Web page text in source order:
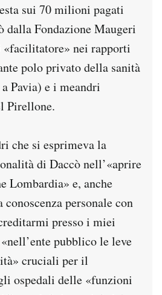
sui 70 milioni pagati
dalla Fondazione Maugeri
nei rapporti
polo privato della sanità
Pavia) e i meandri
Pirellone.
che si esprimeva la
di Daccò nell’«aprire
Lombardia» e, anche
personale con
presso i miei
pubblico le leve
cruciali per il
ospedali delle «funzioni